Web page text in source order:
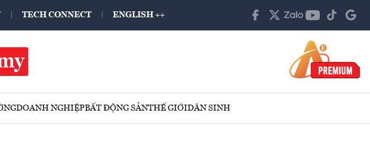
TECH CONNECT ENGLISH ++
DOANH NGHIỆPBẤT ĐỘNG SẢNTHẾ GIỚIDÂN SINH